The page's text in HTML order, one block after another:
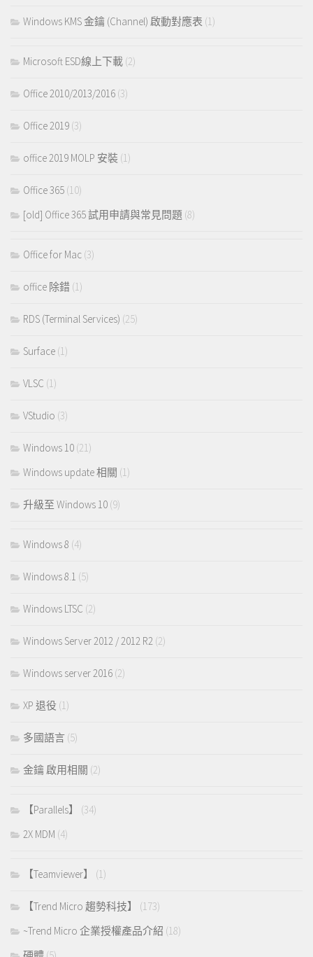
Windows KMS 金鑰 (Channel) 啟動對應表 (1)
Microsoft ESD線上下載 (2)
Office 2010/2013/2016 (3)
Office 2019 (3)
office 2019 MOLP 安裝 (1)
Office 365 (10)
[old] Office 365 試用申請與常見問題 (8)
Office for Mac (3)
office 除錯 (1)
RDS (Terminal Services) (25)
Surface (1)
VLSC (1)
VStudio (3)
Windows 10 (21)
Windows update 相關 (1)
升級至 Windows 10 (9)
Windows 8 (4)
Windows 8.1 (5)
Windows LTSC (2)
Windows Server 2012 / 2012 R2 (2)
Windows server 2016 (2)
XP 退役 (1)
多國語言 (5)
金鑰 啟用相關 (2)
【Parallels】
(34)
2X MDM (4)
【Teamviewer】 (1)
【Trend Micro 趨勢科技】
(173)
~Trend Micro 企業授權產品介紹 (18)